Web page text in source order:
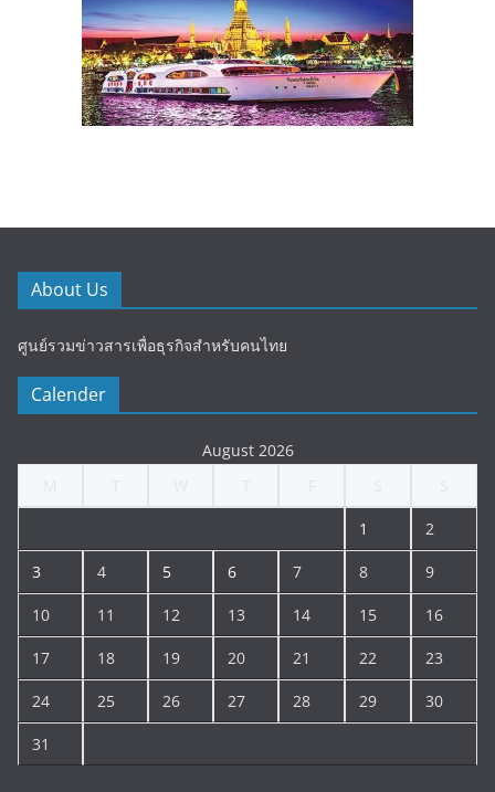
About Us
ศูนย์รวมข่าวสารเพื่อธุรกิจสำหรับคนไทย
Calender
August 2026
1 2
3 4 5 6 7 8 9
10 11 12 13 14 15 16
17 18 19 20 21 22 23
24 25 26 27 28 29 30
31